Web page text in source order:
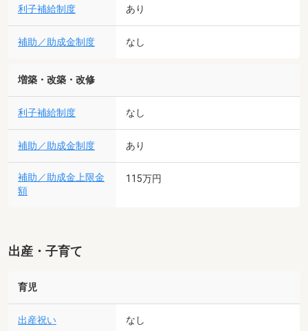
利子補給制度 あり
補助／助成金制度 なし
増築・改築・改修
利子補給制度 なし
補助／助成金制度 あり
補助／助成金上限金
額
115万円
出産・子育て
育児
出産祝い なし